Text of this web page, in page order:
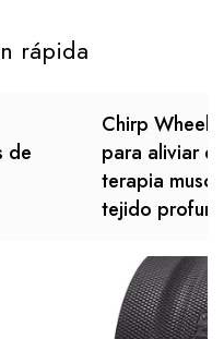
rápida
de
Chirp Wheel,
para aliviar
terapia
tejido